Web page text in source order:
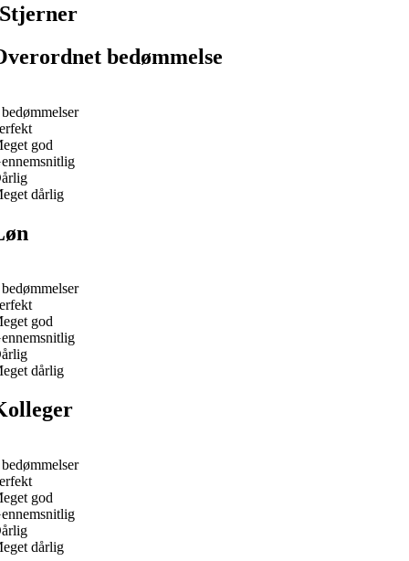
Stjerner
bedømmelse
god
dårlig
god
dårlig
god
dårlig